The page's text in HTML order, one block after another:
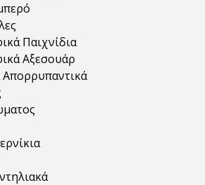
Παιχνίδια
Αξεσουάρ
Απορρυπαντικά